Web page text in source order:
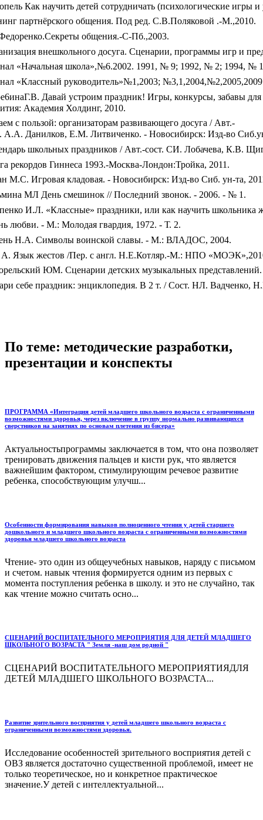
Как научить детей сотрудничать (психологические игры
партнёрского общения. Под ред. С.В.Поляковой .-М.,2010.
общения.-С-Пб.,2003.
внешкольного досуга. Сценарии, программы игр и
«Начальная школа»,№6.2002. 1991, № 9; 1992, № 2; 1994, №
«Классный руководитель»№1,2003;
Давай устроим праздник! Игры, конкурсы, забавы
Академия Холдинг, 2010.
с пользой: организаторам развивающего досуга / Авт.-
А.А. Данилков, Е.М. Литвиченко. - Новосибирск: Изд-во
школьных праздников / Авт.-сост. СИ. Лобачева, К.В.
рекордов Гиннеса 1993.-Москва-Лондон:Тройка, 2011.
М.С. Игровая кладовая. - Новосибирск: Изд-во Сиб. ун-та,
МЛ День смешинок // Последний звонок. - 2006. - № 1.
И.Л. «Классные» праздники, или как научить школьника
любви. - М.: Молодая гвардия, 1972. - Т. 2.
Н.А. Символы воинской славы. - М.: ВЛАДОС, 2004.
Язык жестов /Пер. с англ. Н.Е.Котляр.-М.: НПО
ЮМ. Сценарии детских музыкальных
себе праздник: энциклопедия. В 2 т. / Сост. НЛ. Вадченко,
По теме: методические разработки,
презентации и конспекты
ПРОГРАММА «Интеграция детей младшего школьного возраста с ограниченными
возможностями здоровья, через включение в группу нормально развивающихся
сверстников на занятиях по основам плетения из бисера»
Актуальностьпрограммы заключается в том, что она позволяет
тренировать движения пальцев и кисти рук, что является
важнейшим фактором, стимулирующим речевое развитие
ребенка, способствующим улучш...
Особенности формирования навыков полноценного чтения у детей старшего
дошкольного и младшего школьного возраста с ограниченными возможностями
здоровья младшего школьного возраста
Чтение- это один из общеучебных навыков, наряду с письмом
и счетом. навык чтения формируется одним из первых с
момента поступления ребенка в школу. и это не случайно, так
как чтение можно считать осно...
СЦЕНАРИЙ ВОСПИТАТЕЛЬНОГО МЕРОПРИЯТИЯ ДЛЯ ДЕТЕЙ МЛАДШЕГО
ШКОЛЬНОГО ВОЗРАСТА " Земля -наш дом родной "
СЦЕНАРИЙ ВОСПИТАТЕЛЬНОГО МЕРОПРИЯТИЯДЛЯ
ДЕТЕЙ МЛАДШЕГО ШКОЛЬНОГО ВОЗРАСТА...
Развитие зрительного восприятия у детей младшего школьного возраста с
ограниченными возможностями здоровья.
Исследование особенностей зрительного восприятия детей с
ОВЗ является достаточно существенной проблемой, имеет не
только теоретическое, но и конкретное практическое
значение.У детей с интеллектуальной...